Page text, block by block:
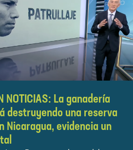
NOTICIAS: La ganadería
destruyendo una reserva
Nicaragua, evidencia un